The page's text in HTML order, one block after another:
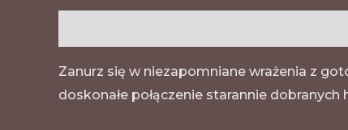
Zanurz się w niezapomniane wrażenia z
doskonałe połączenie starannie